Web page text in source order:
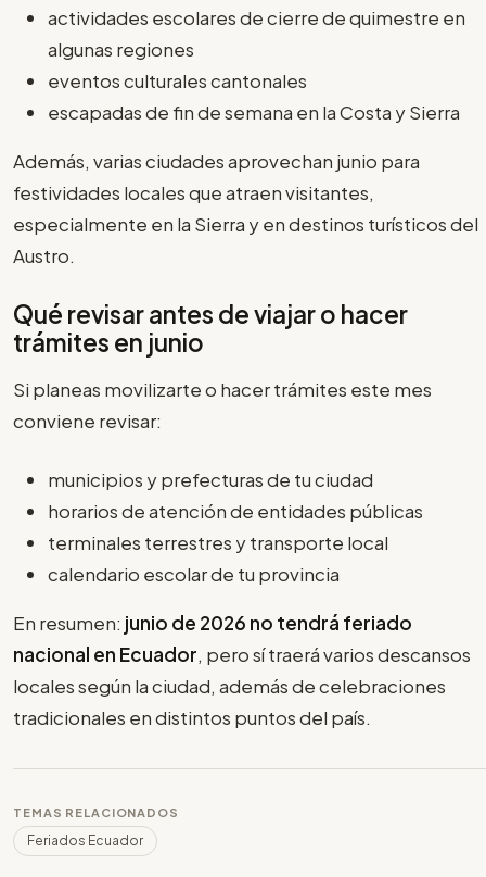
actividades escolares de cierre de quimestre en
algunas regiones
eventos culturales cantonales
escapadas de fin de semana en la Costa y Sierra
Además, varias ciudades aprovechan junio para
festividades locales que atraen visitantes,
especialmente en la Sierra y en destinos turísticos del
Austro.
Qué revisar antes de viajar o hacer
trámites en junio
Si planeas movilizarte o hacer trámites este mes
conviene revisar:
municipios y prefecturas de tu ciudad
horarios de atención de entidades públicas
terminales terrestres y transporte local
calendario escolar de tu provincia
En resumen: junio de 2026 no tendrá feriado
nacional en Ecuador, pero sí traerá varios descansos
locales según la ciudad, además de celebraciones
tradicionales en distintos puntos del país.
TEMAS RELACIONADOS
Feriados Ecuador